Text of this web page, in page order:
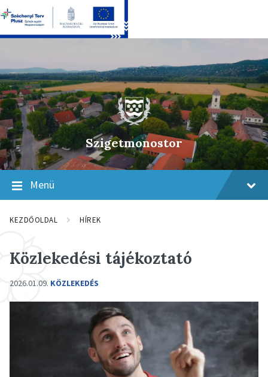
content
main
navigation
footer
Szigetmonostor
Menü
KEZDŐOLDAL HÍREK
Közlekedési tájékoztató
2026.01.09. KÖZLEKEDÉS